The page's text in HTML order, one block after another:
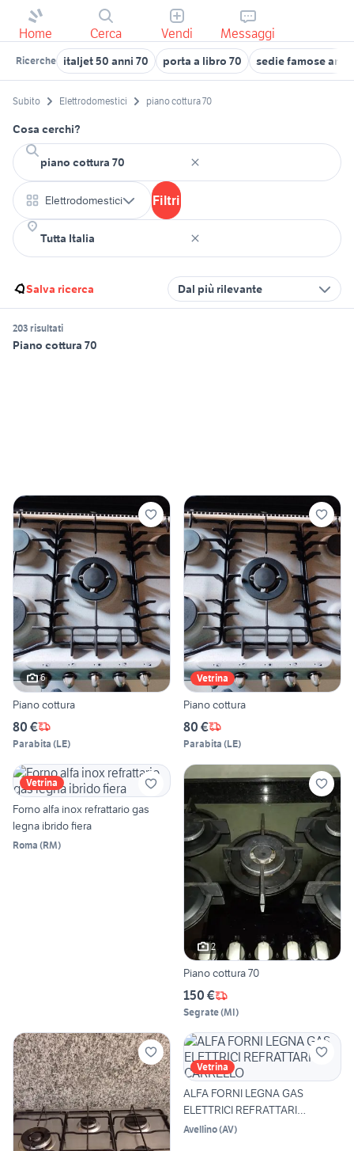
Home Cerca Vendi Messaggi
Ricerche italjet 50 anni 70 porta a libro 70 sedie famose anni
Subito Elettrodomestici piano cottura 70
Cosa cerchi?
Elettrodomestici Filtri
Salva ricerca Dal più rilevante
203 risultati
Piano cottura 70
6
Piano cottura
80 €
Parabita (LE)
Vetrina
Piano cottura
80 €
Parabita (LE)
Vetrina
Forno alfa inox refrattario gas
legna ibrido fiera
Roma (RM)
2
Piano cottura 70
150 €
Segrate(MI)
Vetrina
ALFA FORNI LEGNA GAS
ELETTRICI REFRATTARI
CARRELLO
Avellino(AV)